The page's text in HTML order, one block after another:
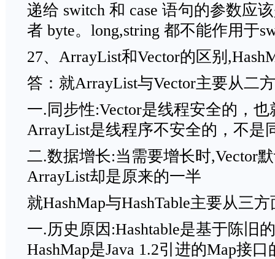
递给 switch 和 case 语句的参数应
者 byte。long,string 都不能作用于
27、ArrayList和Vector的区别
答：就ArrayList与Vector主要从二
一.同步性:Vector是线程安全的，
ArrayList是线程序不安全的，不是
二.数据增长:当需要增长时,Vector
ArrayList却是原来的一半
就HashMap与HashTable主要从三
一.历史原因:Hashtable是基于陈旧
HashMap是Java 1.2引进的Map接